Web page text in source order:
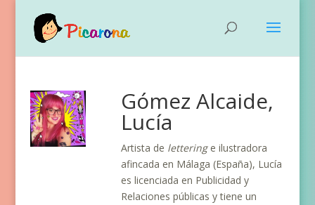
Gómez Alcaide,
Lucía
Artista de letteringe ilustradora
afincada en Málaga (España), Lucía
es licenciada en Publicidad y
Relaciones públicas y tiene un